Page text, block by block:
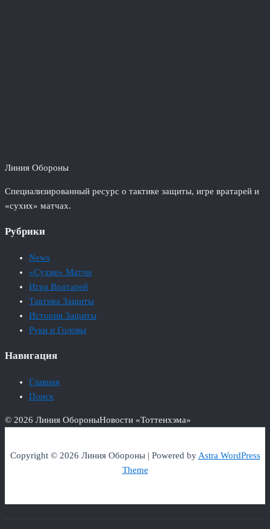
Линия Обороны
Специализированный ресурс о тактике защиты, игре вратарей и
«сухих» матчах.
Рубрики
News
«Сухие» Матчи
Игра Вратарей
Тактика Защиты
История Защиты
Руки и Головы
Навигация
Главная
Поиск
© 2026 Линия ОбороныНовости «Тоттенхэма»
Copyright © 2026 Линия Обороны | Powered byAstra WordPress
Theme